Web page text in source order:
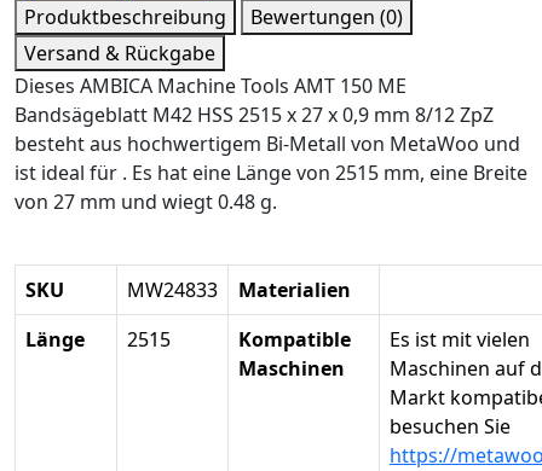
Produktbeschreibung
Bewertungen (0)
Versand & Rückgabe
Dieses AMBICA Machine Tools AMT 150 ME
Bandsägeblatt M42 HSS 2515 x 27 x 0,9 mm 8/12 ZpZ
besteht aus hochwertigem Bi-Metall von MetaWoo und
ist ideal für . Es hat eine Länge von 2515 mm, eine Breite
von 27 mm und wiegt 0.48 g.
SKU MW24833
Materialien
Länge
2515
Kompatible
Maschinen
Es ist mit vielen
Maschinen auf
Markt
besuchen Sie
https://